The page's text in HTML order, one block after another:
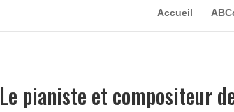
Accueil
Le pianiste et compositeur